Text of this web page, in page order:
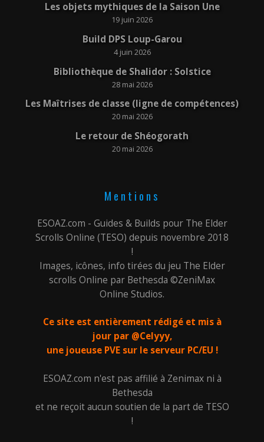
Les objets mythiques de la Saison Une
19 juin 2026
Build DPS Loup-Garou
4 juin 2026
Bibliothèque de Shalidor : Solstice
28 mai 2026
Les Maîtrises de classe (ligne de compétences)
20 mai 2026
Le retour de Shéogorath
20 mai 2026
Mentions
ESOAZ.com - Guides & Builds pour The Elder
Scrolls Online (TESO) depuis novembre 2018
!
Images, icônes, info tirées du jeu The Elder
scrolls Online par Bethesda ©ZeniMax
Online Studios.
Ce site est entièrement rédigé et mis à
jour par @Celyyy,
une joueuse PVE sur le serveur PC/EU !
ESOAZ.com n'est pas affilié à Zenimax ni à
Bethesda
et ne reçoit aucun soutien de la part de TESO
!